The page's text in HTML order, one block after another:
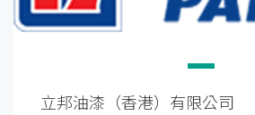
立邦油漆（香港）有限公司